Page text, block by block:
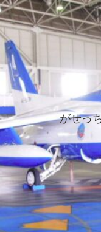
がせっ